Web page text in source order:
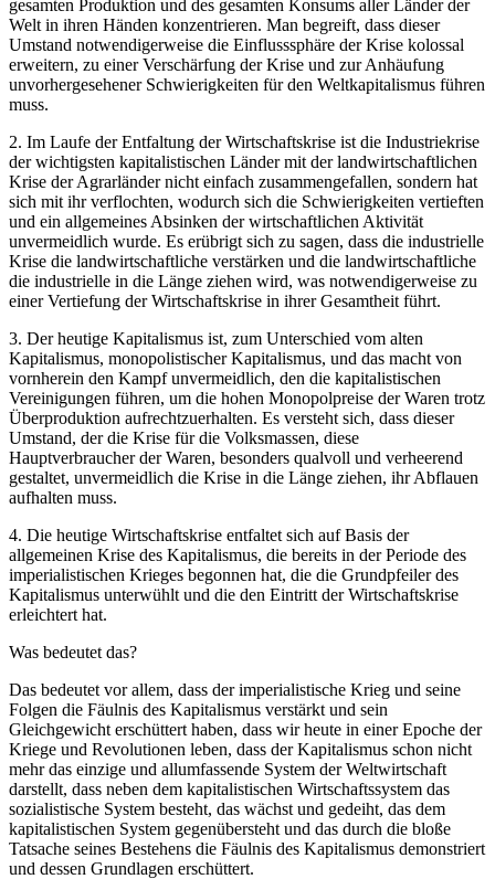
gesamten Produktion und des gesamten Konsums aller Länder der
Welt in ihren Händen konzentrieren. Man begreift, dass dieser
Umstand notwendigerweise die Einflusssphäre der Krise kolossal
erweitern, zu einer Verschärfung der Krise und zur Anhäufung
unvorhergesehener Schwierigkeiten für den Weltkapitalismus führen
muss.
2. Im Laufe der Entfaltung der Wirtschaftskrise ist die Industriekrise
der wichtigsten kapitalistischen Länder mit der landwirtschaftlichen
Krise der Agrarländer nicht einfach zusammengefallen, sondern hat
sich mit ihr verflochten, wodurch sich die Schwierigkeiten vertieften
und ein allgemeines Absinken der wirtschaftlichen Aktivität
unvermeidlich wurde. Es erübrigt sich zu sagen, dass die industrielle
Krise die landwirtschaftliche verstärken und die landwirtschaftliche
die industrielle in die Länge ziehen wird, was notwendigerweise zu
einer Vertiefung der Wirtschaftskrise in ihrer Gesamtheit führt.
3. Der heutige Kapitalismus ist, zum Unterschied vom alten
Kapitalismus, monopolistischer Kapitalismus, und das macht von
vornherein den Kampf unvermeidlich, den die kapitalistischen
Vereinigungen führen, um die hohen Monopolpreise der Waren trotz
Überproduktion aufrechtzuerhalten. Es versteht sich, dass dieser
Umstand, der die Krise für die Volksmassen, diese
Hauptverbraucher der Waren, besonders qualvoll und verheerend
gestaltet, unvermeidlich die Krise in die Länge ziehen, ihr Abflauen
aufhalten muss.
4. Die heutige Wirtschaftskrise entfaltet sich auf Basis der
allgemeinen Krise des Kapitalismus, die bereits in der Periode des
imperialistischen Krieges begonnen hat, die die Grundpfeiler des
Kapitalismus unterwühlt und die den Eintritt der Wirtschaftskrise
erleichtert hat.
Was bedeutet das?
Das bedeutet vor allem, dass der imperialistische Krieg und seine
Folgen die Fäulnis des Kapitalismus verstärkt und sein
Gleichgewicht erschüttert haben, dass wir heute in einer Epoche der
Kriege und Revolutionen leben, dass der Kapitalismus schon nicht
mehr das einzige und allumfassende System der Weltwirtschaft
darstellt, dass neben dem kapitalistischen Wirtschaftssystem das
sozialistische System besteht, das wächst und gedeiht, das dem
kapitalistischen System gegenübersteht und das durch die bloße
Tatsache seines Bestehens die Fäulnis des Kapitalismus demonstriert
und dessen Grundlagen erschüttert.